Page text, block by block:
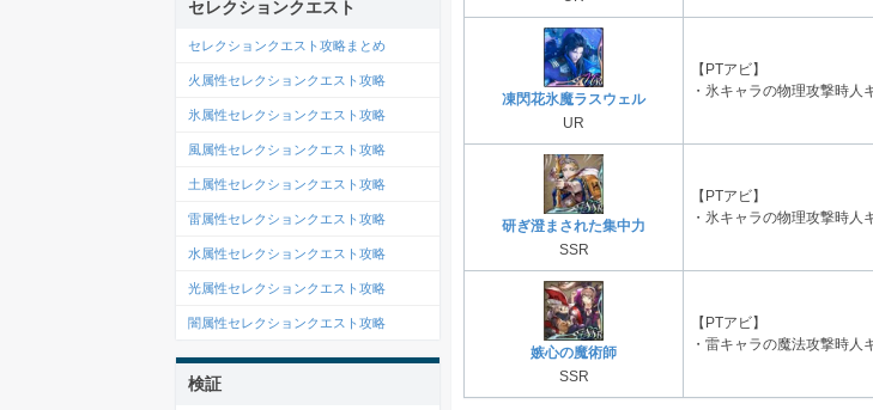
凍閃花氷魔ラスウェル
UR
【PTアビ】
・氷キャラの物理攻撃時人
研ぎ澄まされた集中力
SSR
【PTアビ】
・氷キャラの物理攻撃時人
嫉心の魔術師
SSR
【PTアビ】
・雷キャラの魔法攻撃時人
セレクションクエスト
セレクションクエスト攻略まとめ
火属性セレクションクエスト攻略
氷属性セレクションクエスト攻略
風属性セレクションクエスト攻略
土属性セレクションクエスト攻略
雷属性セレクションクエスト攻略
水属性セレクションクエスト攻略
光属性セレクションクエスト攻略
闇属性セレクションクエスト攻略
検証